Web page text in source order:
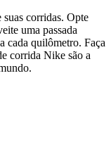
suas corridas. Opte
uma passada
cada quilômetro. Faça
corrida Nike são a